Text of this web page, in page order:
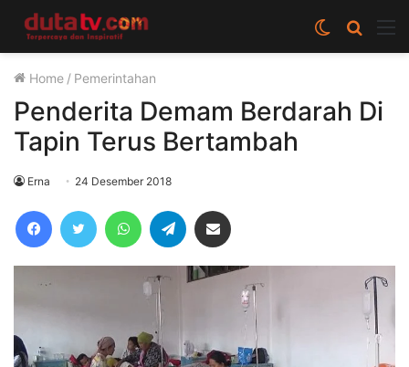
Cari
berita
Switch
skin
Home / Pemerintahan
Penderita Demam Berdarah Di
Tapin Terus Bertambah
Erna 24 Desember 2018
FacebookTwitter WhatsAppTelegram